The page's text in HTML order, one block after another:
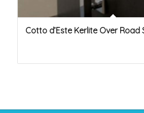
Cotto d’Este Kerlite Over Road